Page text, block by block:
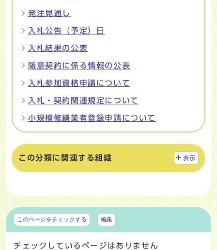
発注見通し
入札公告（予定）日
入札結果の公表
随意契約に係る情報の公表
入札参加資格申請について
入札・契約関連規定について
小規模修繕業者登録申請について
この分類に関連する組織 表示
マイページ
このページをチェックする 編集
チェックしているページはありません